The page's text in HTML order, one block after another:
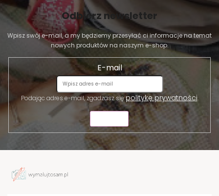
Odbierz newsletter
Wpisz swój e-mail, a my będziemy przesyłać ci informacje na temat
nowych produktów na naszym e-shop.
E-mail
Podając adres e-mail, zgadzasz siępolitykę prywatności.